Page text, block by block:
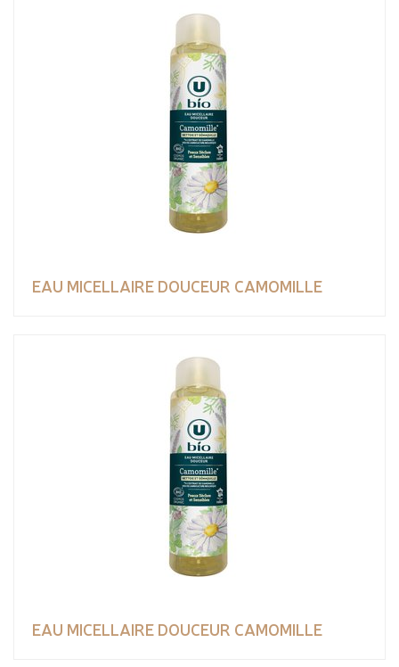
EAU MICELLAIRE DOUCEUR CAMOMILLE
EAU MICELLAIRE DOUCEUR CAMOMILLE